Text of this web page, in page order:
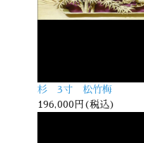
杉 3寸 松竹梅
196,000円(税込)